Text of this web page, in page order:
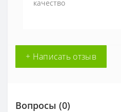
качество
+ Написать отзыв
Вопросы (0)